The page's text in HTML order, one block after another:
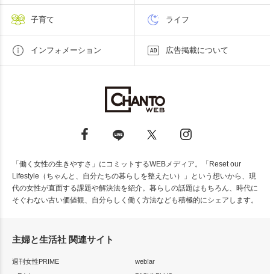
子育て ライフ
インフォメーション 広告掲載について
「働く女性の生きやすさ」にコミットするWEBメディア。「Reset our
Lifestyle（ちゃんと、自分たちの暮らしを整えたい）」という想いから、現
代の女性が直面する課題や解決法を紹介。暮らしの話題はもちろん、時代に
そぐわない古い価値観、自分らしく働く方法なども積極的にシェアします。
主婦と生活社 関連サイト
週刊女性PRIME
web!ar